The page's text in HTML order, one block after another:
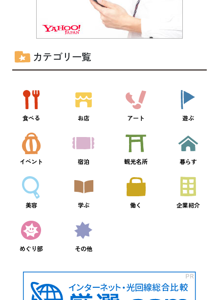
カテゴリ一覧
食べる お店 アート 遊ぶ
イベント 宿泊 観光名所 暮らす
美容 学ぶ 働く 企業紹介
めぐり部 その他